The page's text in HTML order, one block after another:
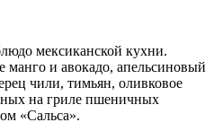
мексиканской кухни.
манго и авокадо, апельсиновый
чили, тимьян, оливковое
на гриле пшеничных
«Сальса».